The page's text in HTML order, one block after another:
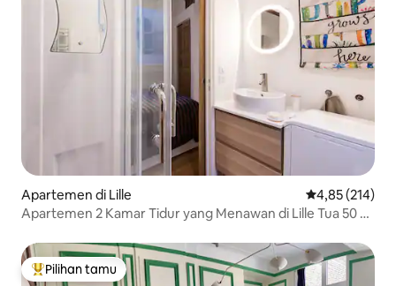
Apartemen di Lille Nilai rata-rata
4,85 (214)
Apartemen 2 Kamar Tidur yang Menawan di Lille Tua 50 m
Pilihan tamu terpopuler
Pilihan tamu